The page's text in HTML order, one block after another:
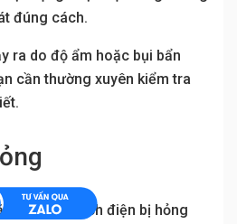
đúng cách.
ra do độ ẩm hoặc bụi bẩn
cần thường xuyên kiểm tra
khác là mạch điện bị hỏng